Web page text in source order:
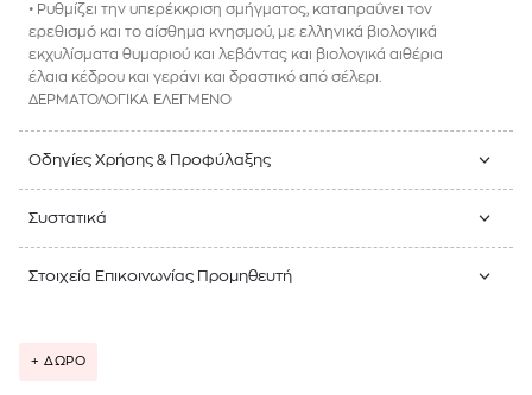
• Ρυθμίζει την υπερέκκριση σμήγματος, καταπραΰνει τον
ερεθισμό και το αίσθημα κνησμού, με ελληνικά βιολογικά
εκχυλίσματα θυμαριού και λεβάντας και βιολογικά αιθέρια
έλαια κέδρου και γεράνι και δραστικό από σέλερι.
ΔΕΡΜΑΤΟΛΟΓΙΚΑ ΕΛΕΓΜΕΝΟ
Οδηγίες Χρήσης & Προφύλαξης
Συστατικά
Στοιχεία Επικοινωνίας Προμηθευτή
+ ΔΩΡΟ